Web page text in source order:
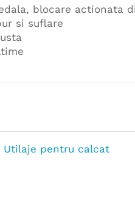
blocare actionata
si suflare
Utilaje pentru calcat